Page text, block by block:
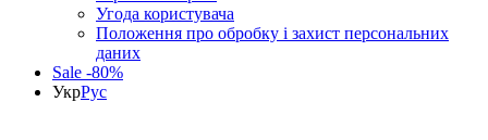
Угода користувача
Положення про обробку і захист персональних
даних
Sale -80%
УкрРус